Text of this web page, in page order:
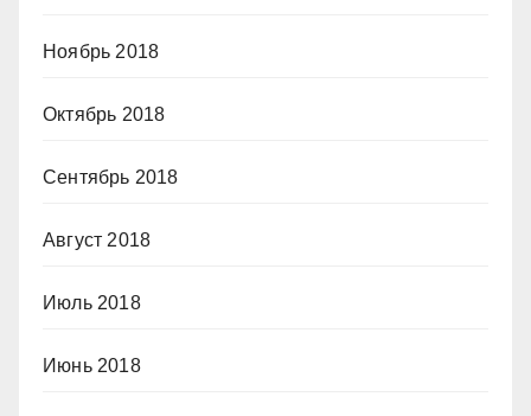
Ноябрь 2018
Октябрь 2018
Сентябрь 2018
Август 2018
Июль 2018
Июнь 2018